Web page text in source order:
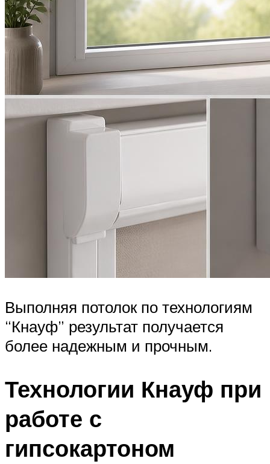
Выполняя потолок по технологиям
“Кнауф” результат получается
более надежным и прочным.
Технологии Кнауф при
работе с
гипсокартоном